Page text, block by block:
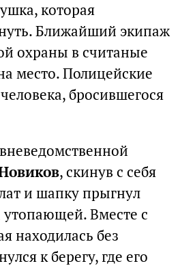
которая
Ближайший экипаж
охраны в считаные
место. Полицейские
бросившегося
, скинув с себя
и шапку прыгнул
Вместе с
находилась без
к берегу, где его